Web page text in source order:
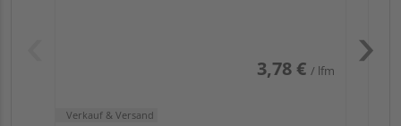
3,78 € / lfm
Verkauf & Versand